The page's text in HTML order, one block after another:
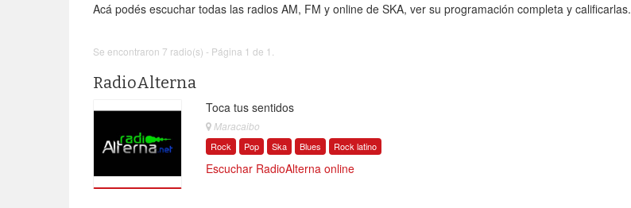
Acá podés escuchar todas las radios AM, FM y online de SKA, ver su programación completa y calificarlas.
Se encontraron 7 radio(s) - Página 1 de 1.
RadioAlterna
Toca tus sentidos
Maracaibo
Rock Pop Ska Blues Rock latino
Escuchar RadioAlterna online